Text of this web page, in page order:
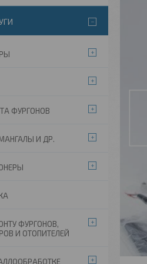
ФУРГОНОВ
И ДР.
ФУРГОНОВ,
И ОТОПИТЕЛЕЙ